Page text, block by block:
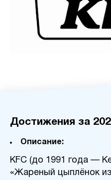
Достижения за
Описание:
KFC (до 1991 года —
«Жареный цыплёнок